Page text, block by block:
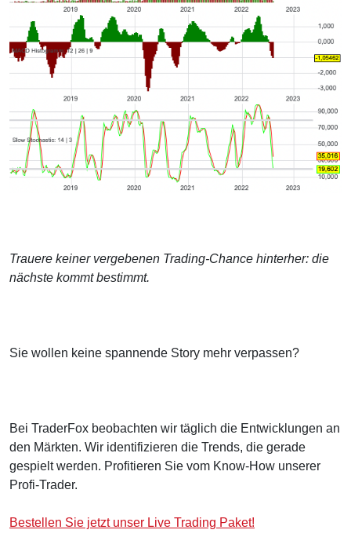
Trauere keiner vergebenen Trading-Chance hinterher: die
nächste kommt bestimmt.
Sie wollen keine spannende Story mehr verpassen?
Bei TraderFox beobachten wir täglich die Entwicklungen an
den Märkten. Wir identifizieren die Trends, die gerade
gespielt werden. Profitieren Sie vom Know-How unserer
Profi-Trader.
Bestellen Sie jetzt unser Live Trading Paket!